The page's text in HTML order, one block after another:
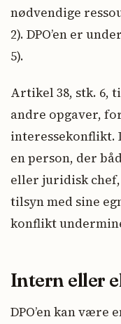
nødvendige
2). DPO’en er
5).
Artikel 38, stk. 6,
andre opgaver,
interessekonflikt.
en person, der
eller juridisk
tilsyn med sine
konflikt
Intern eller
DPO’en kan være